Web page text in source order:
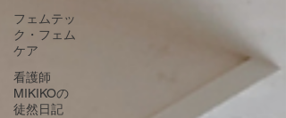
フェムテッ
ク・フェム
ケア
看護師
MIKIKOの
徒然日記